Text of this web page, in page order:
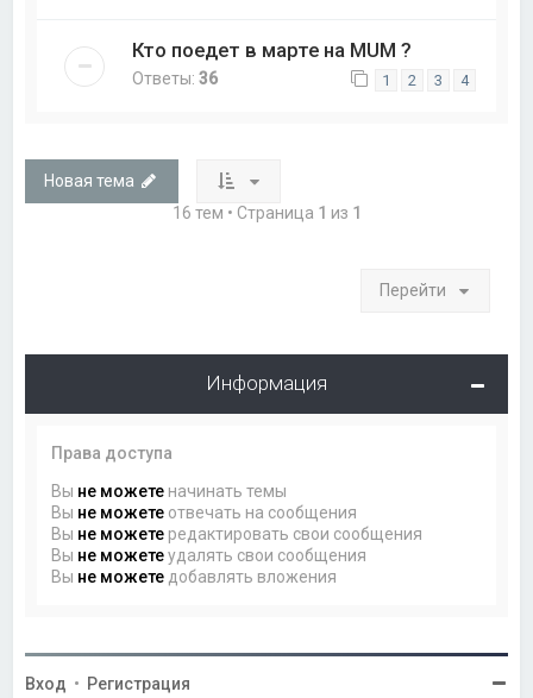
Кто поедет в марте на MUM ?
Ответы:36 1 2 3 4
Новая тема
16 тем • Страница 1 из 1
Перейти
Информация
Права доступа
Вы не можете начинать темы
Вы не можете отвечать на сообщения
Вы не можете редактировать свои сообщения
Вы не можетеудалять свои сообщения
Вы не можете добавлять вложения
Вход • Регистрация